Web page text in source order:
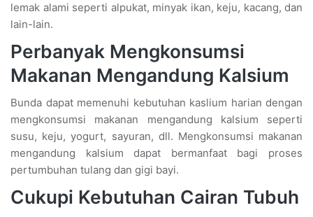
lemak alami seperti alpukat, minyak ikan, keju, kacang, dan
lain-lain.
Perbanyak Mengkonsumsi
Makanan Mengandung Kalsium
Bunda dapat memenuhi kebutuhan kaslium harian dengan
mengkonsumsi makanan mengandung kalsium seperti
susu, keju, yogurt, sayuran, dll. Mengkonsumsi makanan
mengandung kalsium dapat bermanfaat bagi proses
pertumbuhan tulang dan gigi bayi.
Cukupi Kebutuhan Cairan Tubuh